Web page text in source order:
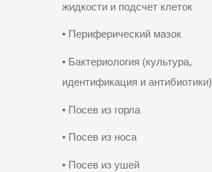
жидкости и подсчет клеток
• Периферический мазок
• Бактериология (культура,
идентификация и антибиотики)
• Посев из горла
• Посев из носа
• Посев из ушей